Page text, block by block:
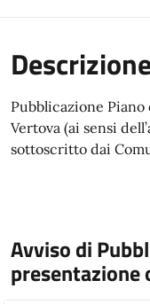
Pubblicazione
Vertova (ai sensi
sottoscritto dai
Avviso di
presentazione